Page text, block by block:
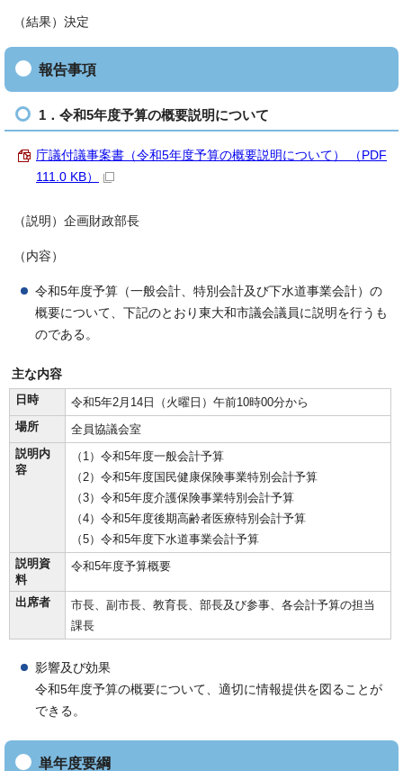
（結果）決定
報告事項
1．令和5年度予算の概要説明について
庁議付議事案書（令和5年度予算の概要説明について） （PDF
111.0 KB）
（説明）企画財政部長
（内容）
令和5年度予算（一般会計、特別会計及び下水道事業会計）の
概要について、下記のとおり東大和市議会議員に説明を行うも
のである。
主な内容
日時
令和5年2月14日（火曜日）午前10時00分から
場所
全員協議会室
説明内
容
（1）令和5年度一般会計予算
（2）令和5年度国民健康保険事業特別会計予算
（3）令和5年度介護保険事業特別会計予算
（4）令和5年度後期高齢者医療特別会計予算
（5）令和5年度下水道事業会計予算
説明資
料
令和5年度予算概要
出席者
市長、副市長、教育長、部長及び参事、各会計予算の担当
課長
影響及び効果
令和5年度予算の概要について、適切に情報提供を図ることが
できる。
単年度要綱